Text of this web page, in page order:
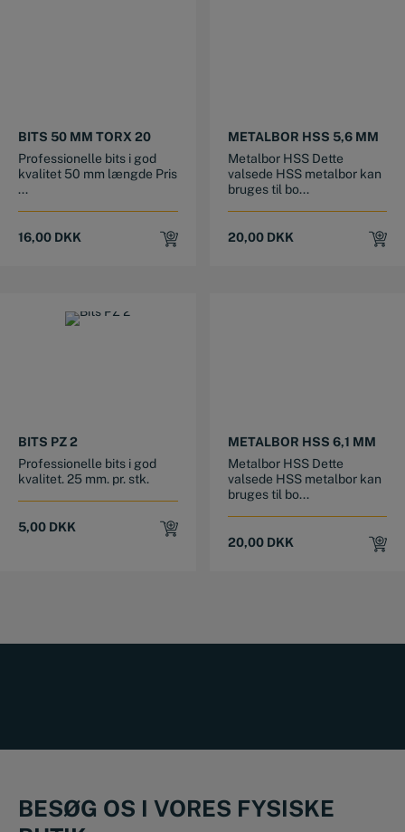
BITS 50 MM TORX 20
Professionelle bits i god
kvalitet 50 mm længde Pris
...
16,00 DKK
METALBOR HSS 5,6 MM
Metalbor HSS Dette
valsede HSS metalbor kan
bruges til bo...
20,00 DKK
BITS PZ 2
Professionelle bits i god
kvalitet. 25 mm. pr. stk.
5,00 DKK
METALBOR HSS 6,1 MM
Metalbor HSS Dette
valsede HSS metalbor kan
bruges til bo...
20,00 DKK
BESØG OS I VORES FYSISKE